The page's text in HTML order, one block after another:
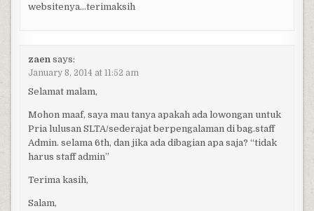
websitenya…terimaksih
zaen says:
January 8, 2014 at 11:52 am
Selamat malam,
Mohon maaf, saya mau tanya apakah ada lowongan untuk
Pria lulusan SLTA/sederajat berpengalaman di bag.staff
Admin. selama 6th, dan jika ada dibagian apa saja? “tidak
harus staff admin”
Terima kasih,
Salam,